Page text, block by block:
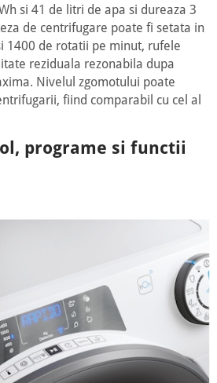
si 41 de litri de apa si dureaza 3
de centrifugare poate fi setata in
1400 de rotatii pe minut, rufele
reziduala rezonabila dupa
Nivelul zgomotului poate
fiind comparabil cu cel al
programe si functii